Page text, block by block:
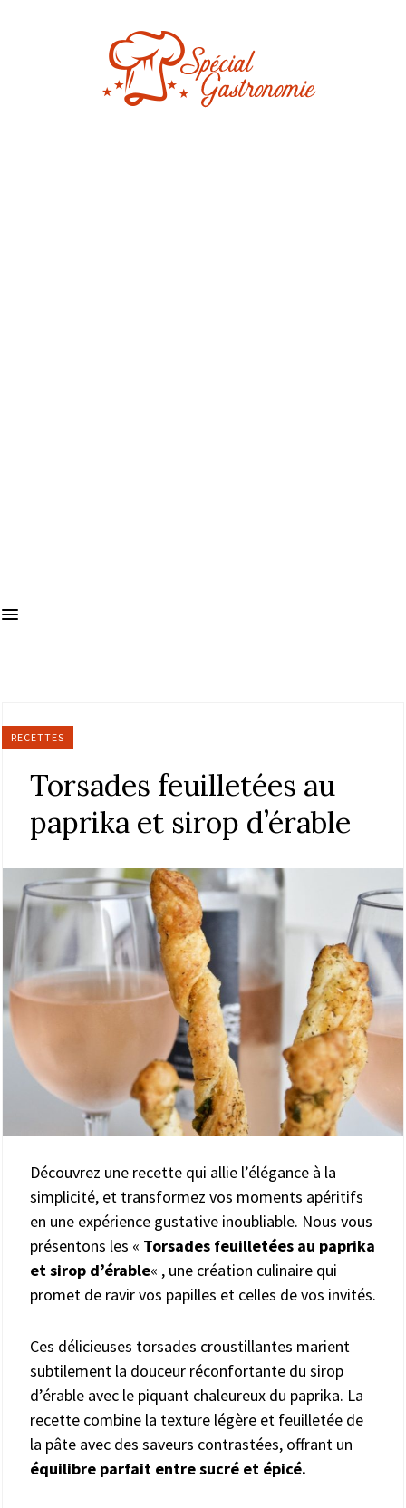
RECETTES
Torsades feuilletées au
paprika et sirop d’érable
Découvrez une recette qui allie l’élégance à la
simplicité, et transformez vos moments apéritifs
en une expérience gustative inoubliable. Nous vous
présentons les « Torsades feuilletées au paprika
et sirop d’érable« , une création culinaire qui
promet de ravir vos papilles et celles de vos invités.
Ces délicieuses torsades croustillantes marient
subtilement la douceur réconfortante du sirop
d’érable avec le piquant chaleureux du paprika. La
recette combine la texture légère et feuilletée de
la pâte avec des saveurs contrastées, offrant un
équilibre parfait entre sucré et épicé.